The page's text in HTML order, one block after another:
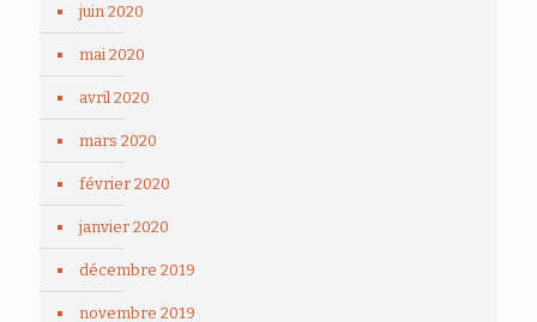
juin 2020
mai 2020
avril 2020
mars 2020
février 2020
janvier 2020
décembre 2019
novembre 2019